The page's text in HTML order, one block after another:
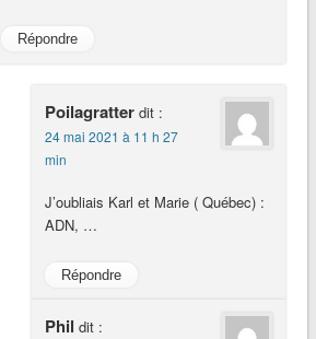
Répondre
Poilagratter dit :
24 mai 2021 à 11 h 27
min
J’oubliais Karl et Marie ( Québec) :
ADN, …
Répondre
Phil dit :